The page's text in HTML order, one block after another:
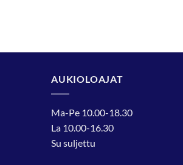
AUKIOLOAJAT
Ma-Pe 10.00-18.30
La 10.00-16.30
Su suljettu